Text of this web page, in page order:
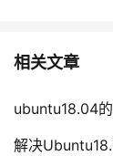
相关文章
ubuntu18.04
解决